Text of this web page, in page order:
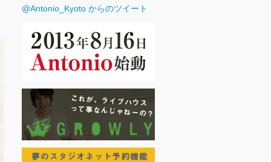
RESERVATION
@Antonio_Kyoto からのツイート